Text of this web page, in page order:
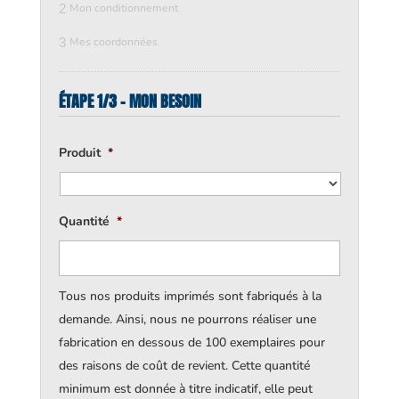
2 Mon conditionnement
3 Mes coordonnées
ÉTAPE 1/3 - MON BESOIN
Produit *
Quantité *
Tous nos produits imprimés sont fabriqués à la
demande. Ainsi, nous ne pourrons réaliser une
fabrication en dessous de 100 exemplaires pour
des raisons de coût de revient. Cette quantité
minimum est donnée à titre indicatif, elle peut